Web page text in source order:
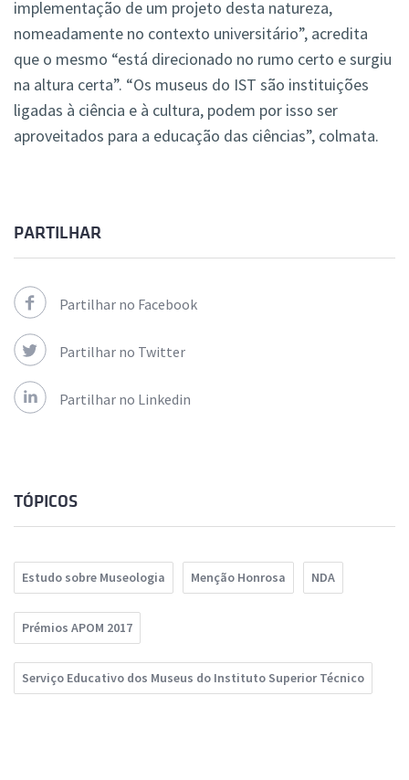
implementação de um projeto desta natureza,
nomeadamente no contexto universitário”, acredita
que o mesmo “está direcionado no rumo certo e surgiu
na altura certa”. “Os museus do IST são instituições
ligadas à ciência e à cultura, podem por isso ser
aproveitados para a educação das ciências”, colmata.
PARTILHAR
Partilhar no Facebook
Partilhar no Twitter
Partilhar no Linkedin
TÓPICOS
Estudo sobre Museologia Menção Honrosa NDA
Prémios APOM 2017
Serviço Educativo dos Museus do Instituto Superior Técnico